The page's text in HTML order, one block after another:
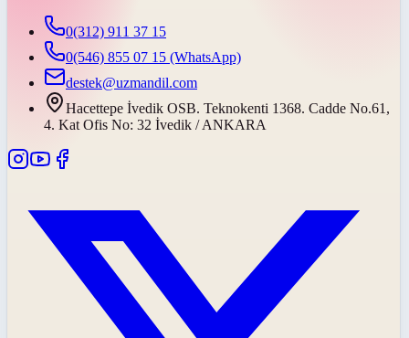
0(312) 911 37 15
0(546) 855 07 15 (WhatsApp)
destek@uzmandil.com
Hacettepe İvedik OSB. Teknokenti 1368. Cadde No.61,
4. Kat Ofis No: 32 İvedik / ANKARA